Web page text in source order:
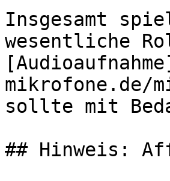
Insgesamt
wesentliche
mikrofone.de/
sollte mit
## Hinweis: